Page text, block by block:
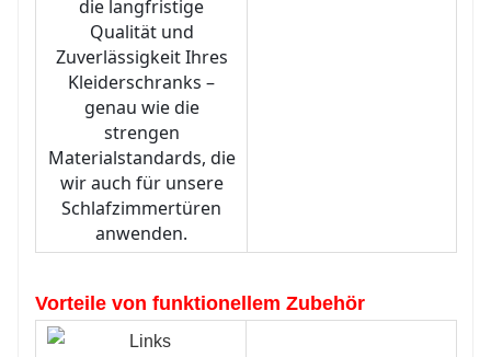
die langfristige
Qualität und
Zuverlässigkeit Ihres
Kleiderschranks –
genau wie die
strengen
Materialstandards, die
wir auch für unsere
Schlafzimmertüren
anwenden.
Vorteile von funktionellem Zubehör